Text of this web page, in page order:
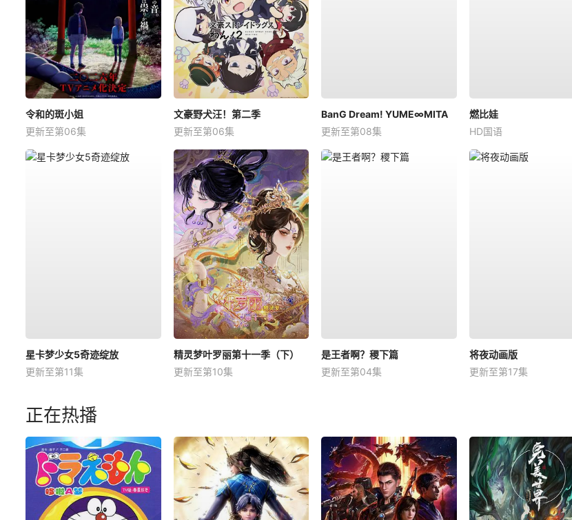
令和的斑小姐
更新至第06集
文豪野犬汪！第二季
更新至第06集
BanG Dream! YUME∞MITA
更新至第08集
燃比娃
HD国语
星卡梦少女5奇迹绽放
更新至第11集
精灵梦叶罗丽第十一季（下）
更新至第10集
是王者啊？稷下篇
更新至第04集
将夜动画版
更新至第17集
正在热播